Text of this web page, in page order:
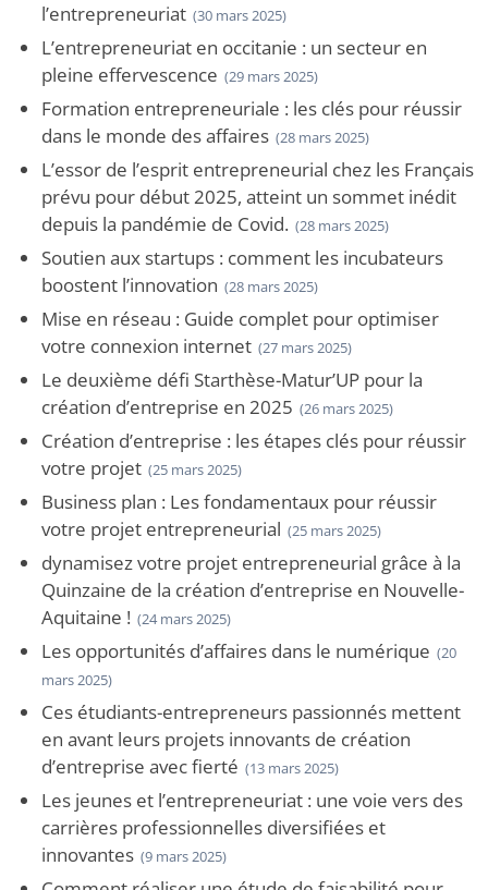
l’entrepreneuriat (30 mars 2025)
L’entrepreneuriat en occitanie : un secteur en
pleine effervescence (29 mars 2025)
Formation entrepreneuriale : les clés pour réussir
dans le monde des affaires (28 mars 2025)
L’essor de l’esprit entrepreneurial chez les Français
prévu pour début 2025, atteint un sommet inédit
depuis la pandémie de Covid. (28 mars 2025)
Soutien aux startups : comment les incubateurs
boostent l’innovation (28 mars 2025)
Mise en réseau : Guide complet pour optimiser
votre connexion internet (27 mars 2025)
Le deuxième défi Starthèse-Matur’UP pour la
création d’entreprise en 2025 (26 mars 2025)
Création d’entreprise : les étapes clés pour réussir
votre projet (25 mars 2025)
Business plan : Les fondamentaux pour réussir
votre projet entrepreneurial (25 mars 2025)
dynamisez votre projet entrepreneurial grâce à la
Quinzaine de la création d’entreprise en Nouvelle-
Aquitaine ! (24 mars 2025)
Les opportunités d’affaires dans le numérique (20
mars 2025)
Ces étudiants-entrepreneurs passionnés mettent
en avant leurs projets innovants de création
d’entreprise avec fierté (13 mars 2025)
Les jeunes et l’entrepreneuriat : une voie vers des
carrières professionnelles diversifiées et
innovantes (9 mars 2025)